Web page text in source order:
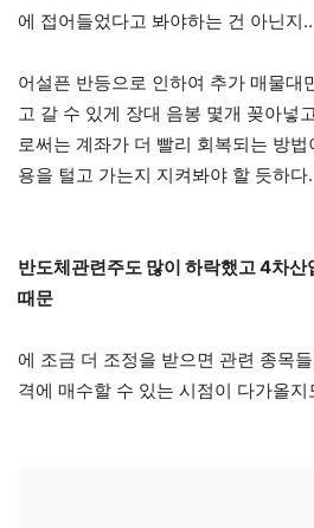
에 접어들었다고 봐야하는 건 아닌지
어설픈 반등으로 인하여 추가 매물대
고 갈 수 있게 장대 음봉 몇개 꽂아넣
로써는 계좌가 더 빨리 회복되는 방
용을 털고 가는지 지켜봐야 할 듯하다.
반도체관련주도 많이 하락했고 4차산
때문
에 조금 더 조정을 받으면 관련 종목
격에 매수할 수 있는 시점이 다가올지